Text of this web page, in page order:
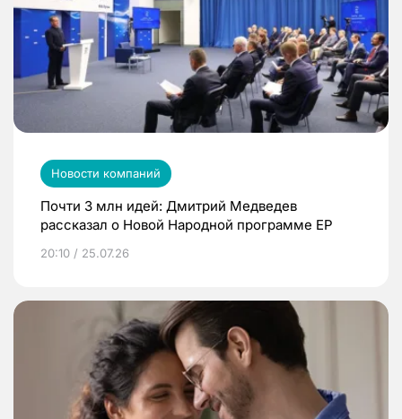
Новости компаний
Почти 3 млн идей: Дмитрий Медведев
рассказал о Новой Народной программе ЕР
20:10 / 25.07.26